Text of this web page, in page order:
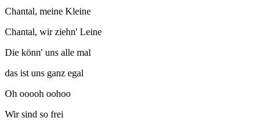
Chantal, meine Kleine
Chantal, wir ziehn' Leine
Die könn' uns alle mal
das ist uns ganz egal
Oh ooooh oohoo
Wir sind so frei